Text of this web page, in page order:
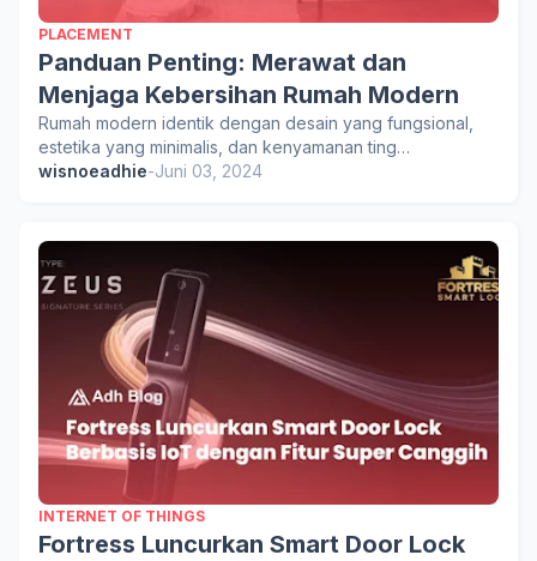
PLACEMENT
Panduan Penting: Merawat dan
Menjaga Kebersihan Rumah Modern
Rumah modern identik dengan desain yang fungsional,
estetika yang minimalis, dan kenyamanan ting…
wisnoeadhie-Juni 03, 2024
INTERNET OF THINGS
Fortress Luncurkan Smart Door Lock